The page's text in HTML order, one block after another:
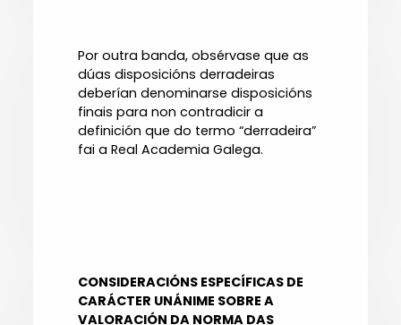
Por outra banda, obsérvase que as
dúas disposicións derradeiras
deberían denominarse disposicións
finais para non contradicir a
definición que do termo “derradeira”
fai a Real Academia Galega.
CONSIDERACIÓNS ESPECÍFICAS DE
CARÁCTER UNÁNIME SOBRE A
VALORACIÓN DA NORMA DAS